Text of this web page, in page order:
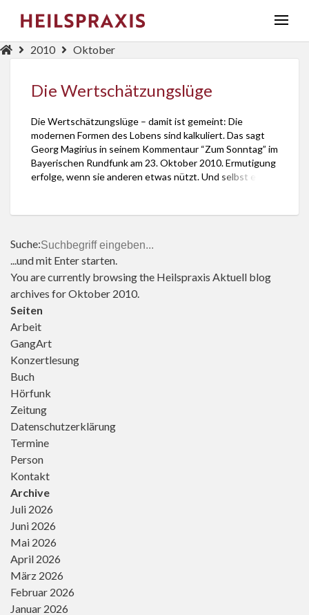
2010 Oktober
Die Wertschätzungslüge
Die Wertschätzungslüge – damit ist gemeint: Die
modernen Formen des Lobens sind kalkuliert. Das sagt
Georg Magirius in seinem Kommentaur “Zum Sonntag” im
Bayerischen Rundfunk am 23. Oktober 2010. Ermutigung
erfolge, wenn sie anderen etwas nützt. Und selbst ein
Gesten […]
Suche:
...und mit Enter starten.
You are currently browsing the Heilspraxis Aktuell blog
archives for Oktober 2010.
Seiten
Arbeit
GangArt
Konzertlesung
Buch
Hörfunk
Zeitung
Datenschutzerklärung
Termine
Person
Kontakt
Archive
Juli 2026
Juni 2026
Mai 2026
April 2026
März 2026
Februar 2026
Januar 2026